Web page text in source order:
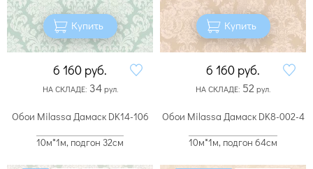
Купить
6 160 руб.
НА СКЛАДЕ: 34рул.
Купить
6 160 руб.
НА СКЛАДЕ: 52рул.
Обои Milassa Дамаск DK14-106
10м*1м, подгон 32см
Обои Milassa Дамаск DK8-002-4
10м*1м, подгон 64см